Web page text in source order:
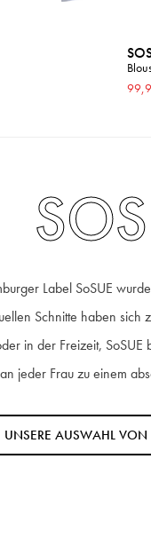
Label SoSUE
Schnitte haben
in der Freizeit,
jeder Frau zu einem
UNSERE AUSWAHL VON